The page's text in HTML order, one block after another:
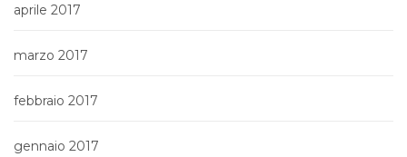
aprile 2017
marzo 2017
febbraio 2017
gennaio 2017